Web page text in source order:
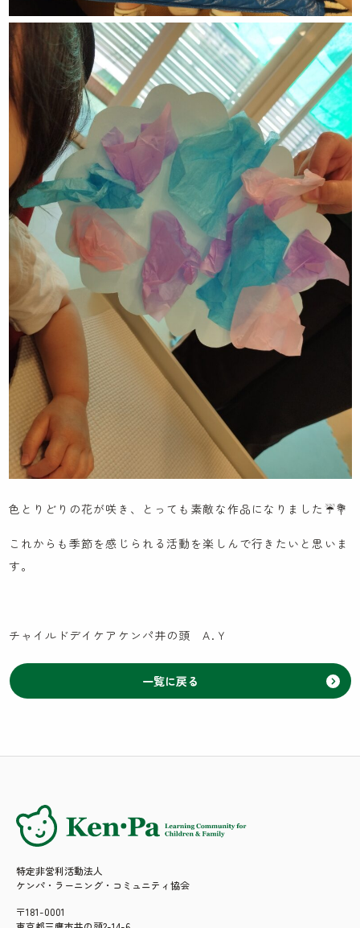
色とりどりの花が咲き、とっても素敵な作品になりました☔💐
これからも季節を感じられる活動を楽しんで行きたいと思いま
す。
チャイルドデイケアケンパ井の頭 A.Ｙ
一覧に戻る
特定非営利活動法人
ケンパ・ラーニング・コミュニティ協会
〒181-0001